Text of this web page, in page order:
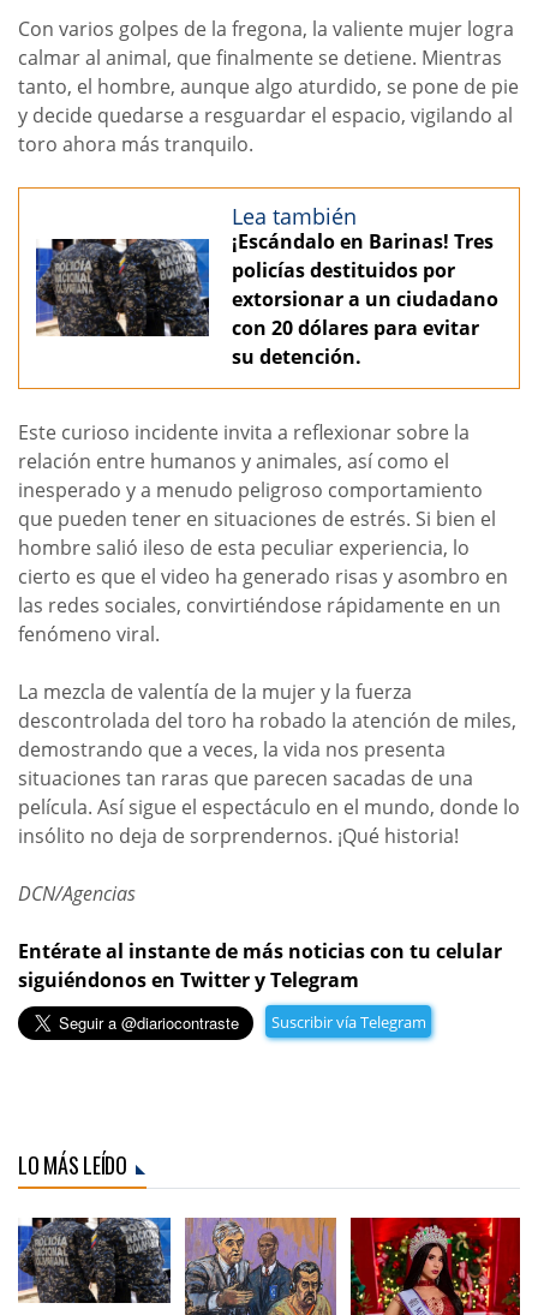
Con varios golpes de la fregona, la valiente mujer logra
calmar al animal, que finalmente se detiene. Mientras
tanto, el hombre, aunque algo aturdido, se pone de pie
y decide quedarse a resguardar el espacio, vigilando al
toro ahora más tranquilo.
Lea también
¡Escándalo en Barinas! Tres
policías destituidos por
extorsionar a un ciudadano
con 20 dólares para evitar
su detención.
Este curioso incidente invita a reflexionar sobre la
relación entre humanos y animales, así como el
inesperado y a menudo peligroso comportamiento
que pueden tener en situaciones de estrés. Si bien el
hombre salió ileso de esta peculiar experiencia, lo
cierto es que el video ha generado risas y asombro en
las redes sociales, convirtiéndose rápidamente en un
fenómeno viral.
La mezcla de valentía de la mujer y la fuerza
descontrolada del toro ha robado la atención de miles,
demostrando que a veces, la vida nos presenta
situaciones tan raras que parecen sacadas de una
película. Así sigue el espectáculo en el mundo, donde lo
insólito no deja de sorprendernos. ¡Qué historia!
DCN/Agencias
Entérate al instante de más noticias con tu celular
siguiéndonos en Twitter y Telegram
Suscribir vía Telegram
LO MÁS LEÍDO